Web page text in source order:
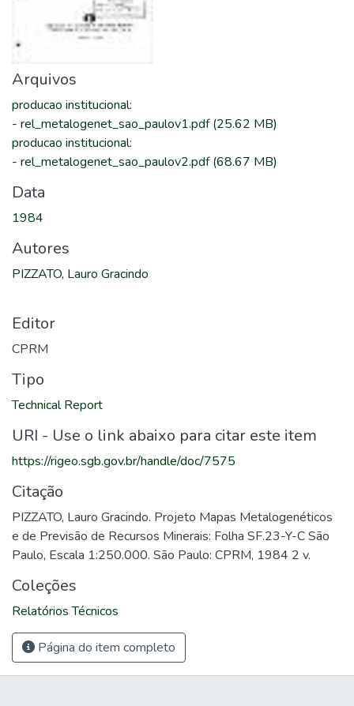
Arquivos
producao institucional:
- rel_metalogenet_sao_paulov1.pdf(25.62 MB)
producao institucional:
- rel_metalogenet_sao_paulov2.pdf(68.67 MB)
Data
1984
Autores
PIZZATO, Lauro Gracindo
Editor
CPRM
Tipo
Technical Report
URI - Use o link abaixo para citar este item
https://rigeo.sgb.gov.br/handle/doc/7575
Citação
PIZZATO, Lauro Gracindo. Projeto Mapas Metalogenéticos
e de Previsão de Recursos Minerais: Folha SF.23-Y-C São
Paulo, Escala 1:250.000. São Paulo: CPRM, 1984 2 v.
Coleções
Relatórios Técnicos
Página do item completo